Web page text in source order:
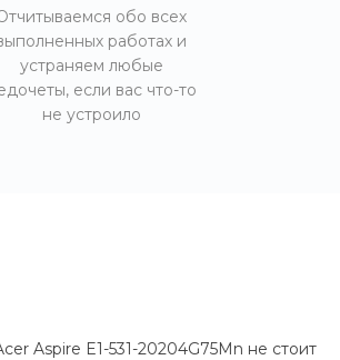
обо всех
работах и
устраняем любые
если вас что-то
не устроило
Aspire E1-531-20204G75Mn не стоит